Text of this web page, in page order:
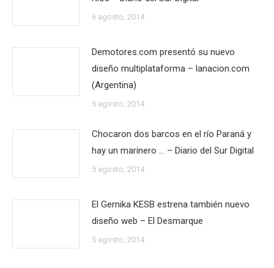
6 agosto, 2014
Demotores.com presentó su nuevo
diseño multiplataforma – lanacion.com
(Argentina)
5 agosto, 2014
Chocaron dos barcos en el río Paraná y
hay un marinero … – Diario del Sur Digital
5 agosto, 2014
El Gernika KESB estrena también nuevo
diseño web – El Desmarque
5 agosto, 2014